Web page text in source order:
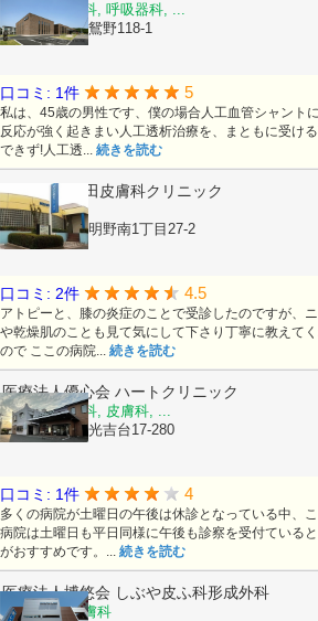
内科, 神経内科, 呼吸器科, ...
大分県大分市鴛野118-1
口コミ: 1件 5
私は、45歳の男性です、僕の場合人工血管シャント
反応が強く起きまい人工透析治療を、まともに受け
できず!人工透... 続きを読む
医療法人 津田皮膚科クリニック
皮膚科
大分県大分市明野南1丁目27-2
口コミ: 2件 4.5
アトピーと、膝の炎症のことで受診したのですが、
や乾燥肌のことも見て気にして下さり丁寧に教えて
ので ここの病院... 続きを読む
医療法人優心会 ハートクリニック
内科, 形成外科, 皮膚科, ...
大分県大分市光吉台17-280
口コミ: 1件 4
多くの病院が土曜日の午後は休診となっている中、
病院は土曜日も平日同様に午後も診察を受付ている
がおすすめです。... 続きを読む
医療法人博悠会 しぶや皮ふ科形成外科
形成外科, 皮膚科